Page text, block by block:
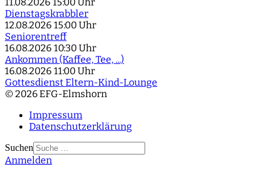
11.08.2026 15:00 Uhr
Dienstagskrabbler
12.08.2026 15:00 Uhr
Seniorentreff
16.08.2026 10:30 Uhr
Ankommen (Kaffee, Tee, ...)
16.08.2026 11:00 Uhr
Gottesdienst Eltern-Kind-Lounge
© 2026 EFG-Elmshorn
Impressum
Datenschutzerklärung
Suchen
Type 2 or more
Anmelden